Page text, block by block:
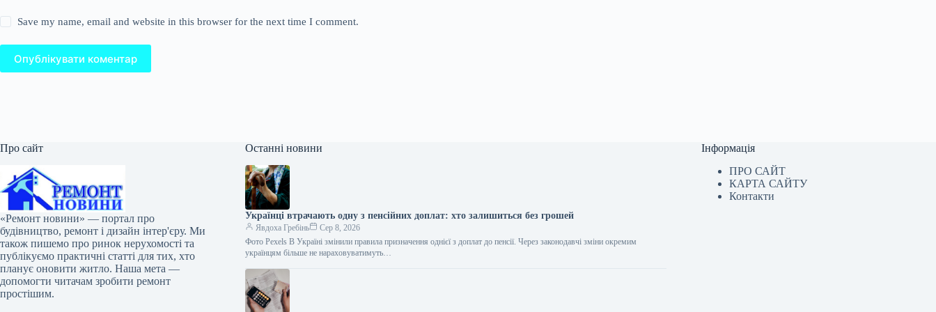
Save my name, email and website in this browser for the next time I comment.
Опублікувати коментар
Про сайт
«Ремонт новини» — портал про
будівництво, ремонт і дизайн інтер'єру. Ми
також пишемо про ринок нерухомості та
публікуємо практичні статті для тих, хто
планує оновити житло. Наша мета —
допомогти читачам зробити ремонт
простішим.
Останні новини
Українці втрачають одну з пенсійних доплат: хто залишиться без грошей
Явдоха Гребінь
Сер 8, 2026
Фото Pexels В Україні змінили правила призначення однієї з доплат до пенсії. Через законодавчі зміни окремим
українцям більше не нараховуватимуть…
Інформація
ПРО САЙТ
КАРТА САЙТУ
Контакти